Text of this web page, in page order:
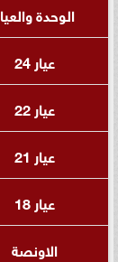
الوحدة
عيار 24
عيار 22
عيار 21
عيار 18
الاونصة